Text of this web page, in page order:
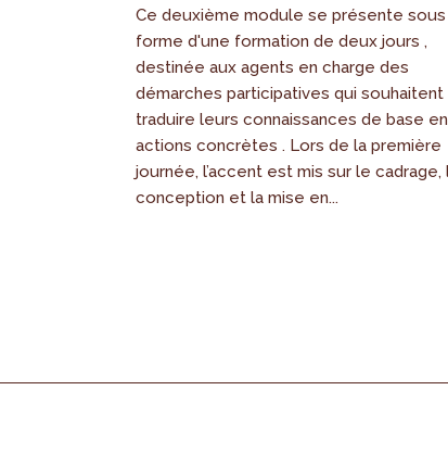
Ce deuxième module se présente sous
forme d'une formation de deux jours ,
destinée aux agents en charge des
démarches participatives qui souhaitent
traduire leurs connaissances de base en
actions concrètes . Lors de la première
journée, l’accent est mis sur le cadrage,
conception et la mise en...